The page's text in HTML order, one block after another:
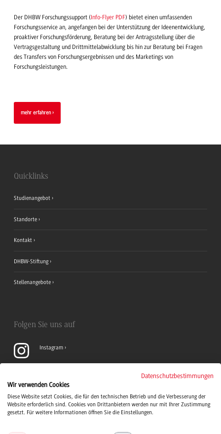
Der DHBW Forschungssupport (Info-Flyer PDF) bietet einen umfassenden
Forschungsservice an, angefangen bei der Unterstützung der Ideenentwicklung,
proaktiver Forschungsförderung, Beratung bei der Antragsstellung über die
Vertragsgestaltung und Drittmittelabwicklung bis hin zur Beratung bei Fragen
des Transfers von Forschungsergebnissen und des Marketings von
Forschungsleistungen.
mehr erfahren
Quicklinks
Studienangebot
Standorte
Kontakt
DHBW-Stiftung
Stellenangebote
Folgen Sie uns auf
Instagram
LinkedIn
Datenschutzbestimmungen
Wir verwenden Cookies
Diese Website setzt Cookies, die für den technischen Betrieb und die Verbesserung der
Website erforderlich sind. Cookies von Drittanbietern werden nur mit Ihrer Zustimmung
gesetzt. Für weitere Informationen öffnen Sie die Einstellungen.